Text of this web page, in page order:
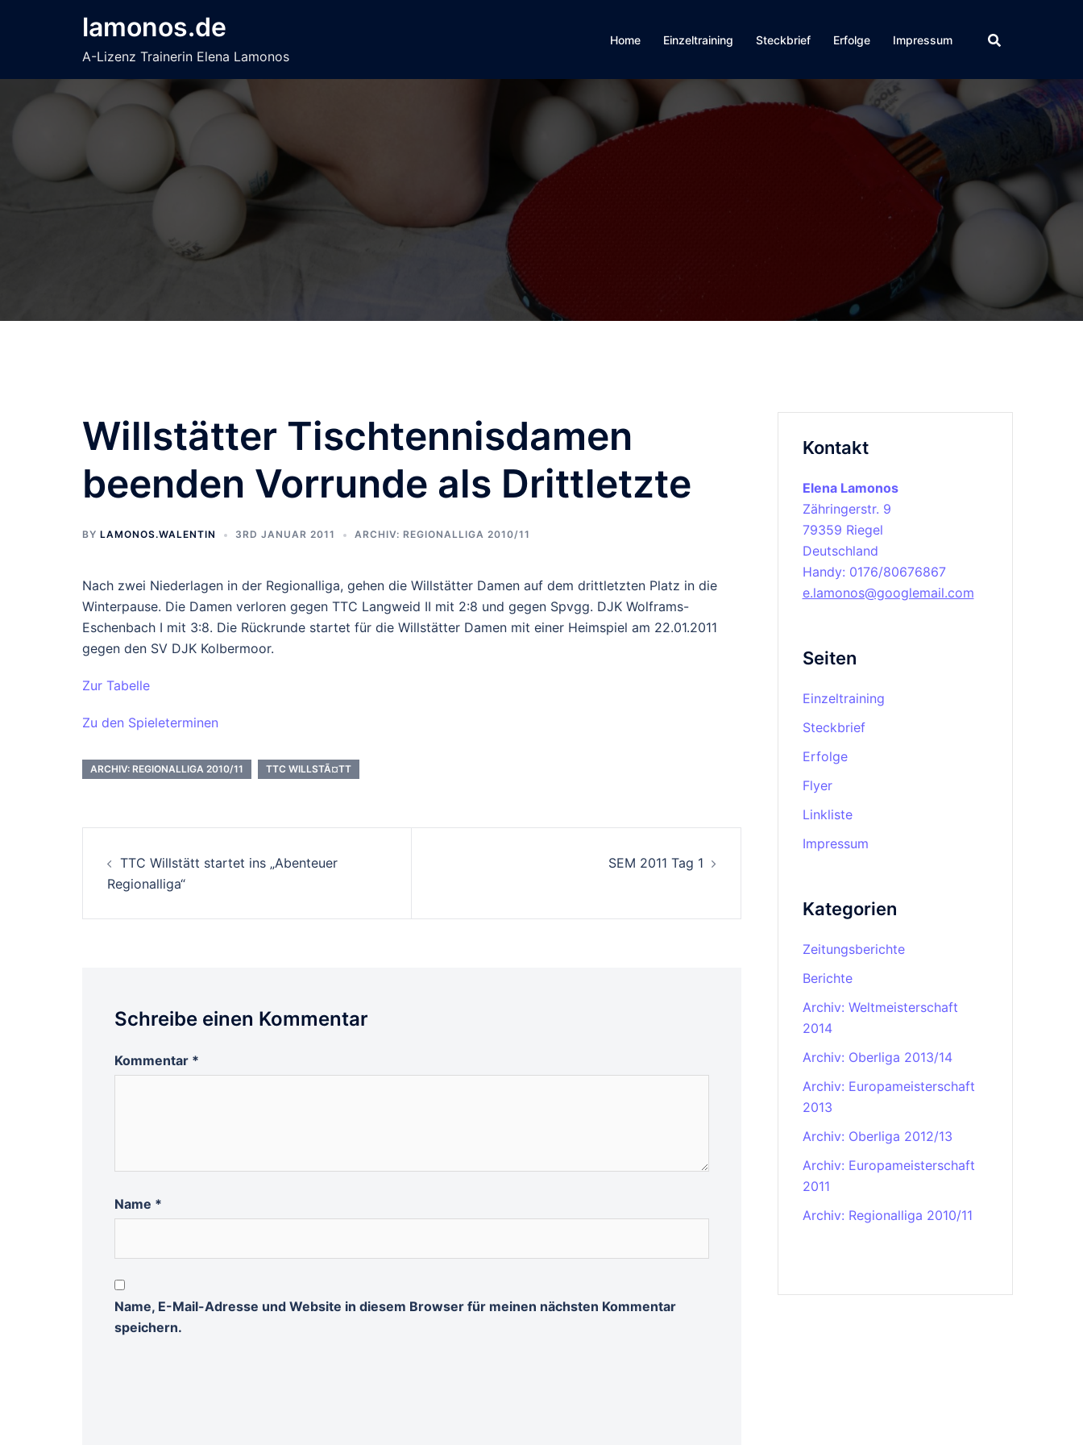
lamonos.de
A-Lizenz Trainerin Elena Lamonos
Home Einzeltraining Steckbrief Erfolge Impressum
Willstätter Tischtennisdamen
beenden Vorrunde als Drittletzte
BY LAMONOS.WALENTIN 3RD JANUAR 2011 ARCHIV: REGIONALLIGA 2010/11
Nach zwei Niederlagen in der Regionalliga, gehen die Willstätter Damen auf dem drittletzten Platz in die
Winterpause. Die Damen verloren gegen TTC Langweid II mit 2:8 und gegen Spvgg. DJK Wolframs-
Eschenbach I mit 3:8. Die Rückrunde startet für die Willstätter Damen mit einer Heimspiel am 22.01.2011
gegen den SV DJK Kolbermoor.
Zur Tabelle
Zu den Spieleterminen
ARCHIV: REGIONALLIGA 2010/11 TTC WILLSTÃ¤TT
Navigation
TTC Willstätt startet ins „Abenteuer
Regionalliga“
SEM 2011 Tag 1
Schreibe einen Kommentar
Kommentar *
Name *
Name, E-Mail-Adresse und Website in diesem Browser für meinen nächsten Kommentar
speichern.
Kontakt
Elena Lamonos
Zähringerstr. 9
79359 Riegel
Deutschland
Handy: 0176/80676867
e.lamonos@googlemail.com
Seiten
Einzeltraining
Steckbrief
Erfolge
Flyer
Linkliste
Impressum
Kategorien
Zeitungsberichte
Berichte
Archiv: Weltmeisterschaft
2014
Archiv: Oberliga 2013/14
Archiv: Europameisterschaft
2013
Archiv: Oberliga 2012/13
Archiv: Europameisterschaft
2011
Archiv: Regionalliga 2010/11